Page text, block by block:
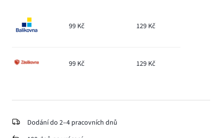
99 Kč 129 Kč
99 Kč 129 Kč
Dodání do 2–4 pracovních dnů